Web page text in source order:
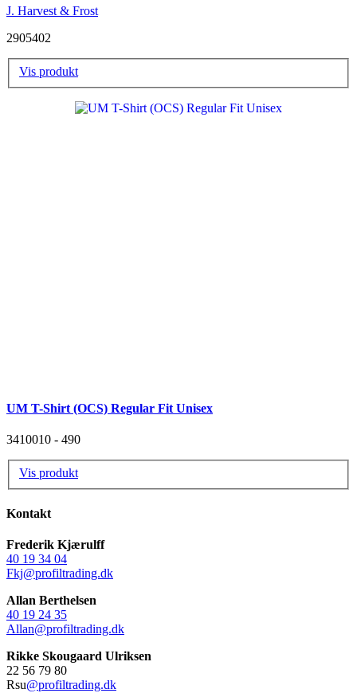
J. Harvest & Frost
2905402
Vis produkt
UM T-Shirt (OCS) Regular Fit Unisex
3410010 - 490
Vis produkt
Kontakt
Frederik Kjærulff
40 19 34 04
Fkj@profiltrading.dk
Allan Berthelsen
40 19 24 35
Allan@profiltrading.dk
Rikke Skougaard Ulriksen
22 56 79 80
Rsu@profiltrading.dk